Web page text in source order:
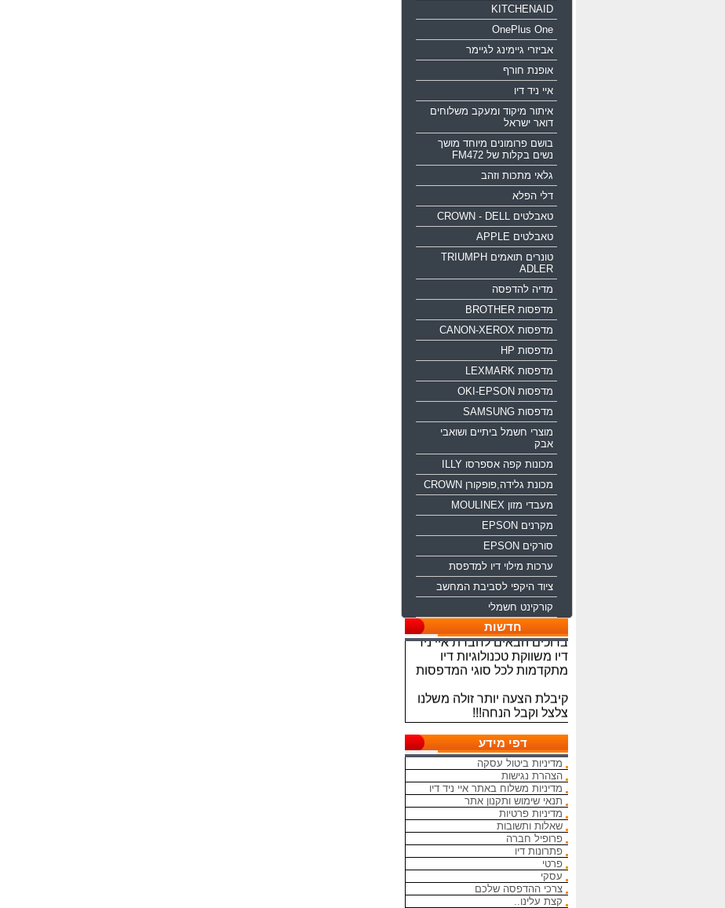
KITCHENAID
OnePlus One
אביזרי גיימינג לגיימר
אופנת חורף
איי ניד דיו
איתור מיקוד ומעקב משלוחים
דואר ישראל
בושם פרומונים מיוחד מושך
נשים בקלות של FM472
גלאי מתכות וזהב
דלי הפלא
טאבלטים CROWN - DELL
טאבלטים APPLE
טונרים תואמים TRIUMPH
ADLER
מדיה להדפסה
מדפסות BROTHER
מדפסות CANON-XEROX
מדפסות HP
מדפסות LEXMARK
מדפסות OKI-EPSON
מדפסות SAMSUNG
מוצרי חשמל ביתיים ושואבי
אבק
מכונות קפה אספרסו ILLY
מכונת גלידה,פופקורן CROWN
מעבדי מזון MOULINEX
מקרנים EPSON
סורקים EPSON
ערכות מילוי דיו למדפסת
ציוד היקפי לסביבת המחשב
קורקינט חשמלי
חדשות
ברוכים הבאים לחברת איי ניד
דיו משווקת טכנולוגיות דיו
מתקדמות לכל סוגי המדפסות
צלצל וקבל הנחה!!!
מתחייבים להיות הכי זולים
בארץ בראשי הדיו והטונרים
התואמים, יש אפשרות למשלוח
מהיום להיום
המחירים באתר אינם סופיים,יש
הנחה על קניה כמותית פרטים
במרכז ההזמנות
מאמינים אך ורק ביחס אישי
הוגן ובהקשבה
ללקוחות.בזכותכם הצלחתנו
דפי מידע
מדיניות ביטול עסקה
הצהרת נגישות
מדיניות משלוח באתר איי ניד דיו
תנאי שימוש ותקנון אתר
מדיניות פרטיות
שאלות ותשובות
פרופיל חברה
פתרונות דיו
פרטי
עסקי
צרכי ההדפסה שלכם
קצת עלינו..